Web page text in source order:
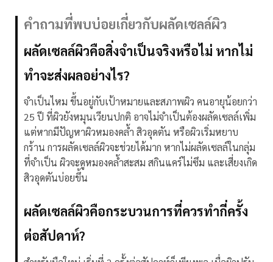
คำถามที่พบบ่อยเกี่ยวกับผลัดเซลล์ผิว
ผลัดเซลล์ผิวคือสิ่งจำเป็นจริงหรือไม่ หากไม่
ทำจะส่งผลอย่างไร?
จำเป็นไหม ขึ้นอยู่กับเป้าหมายและสภาพผิว คนอายุน้อยกว่า
25 ปี ที่ผิวยังหมุนเวียนปกติ อาจไม่จำเป็นต้องผลัดเซลล์เพิ่ม
แต่หากมีปัญหาผิวหมองคล้ำ สิวอุดตัน หรือผิวเริ่มหยาบ
กร้าน การผลัดเซลล์ผิวจะช่วยได้มาก หากไม่ผลัดเซลล์ในกลุ่ม
ที่จำเป็น ผิวจะดูหมองคล้ำสะสม สกินแคร์ไม่ซึม และเสี่ยงเกิด
สิวอุดตันบ่อยขึ้น
ผลัดเซลล์ผิวคือกระบวนการที่ควรทำกี่ครั้ง
ต่อสัปดาห์?